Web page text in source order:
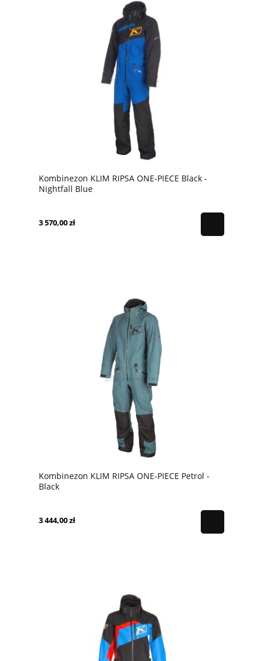
Kombinezon KLIM RIPSA ONE-PIECE Black -
Nightfall Blue
3 570,00 zł
Kombinezon KLIM RIPSA ONE-PIECE Petrol -
Black
3 444,00 zł